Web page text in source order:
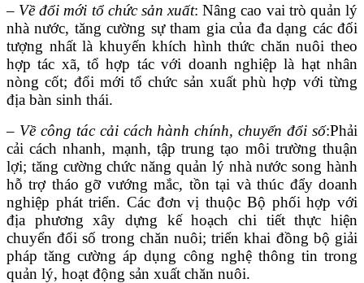
– Về đổi mới tổ chức sản xuất: Nâng cao vai trò quản lý
nhà nước, tăng cường sự tham gia của đa dạng các đối
tượng nhất là khuyến khích hình thức chăn nuôi theo
hợp tác xã, tổ hợp tác với doanh nghiệp là hạt nhân
nòng cốt; đổi mới tổ chức sản xuất phù hợp với từng
địa bàn sinh thái.
– Về công tác cải cách hành chính, chuyển đổi số:Phải
cải cách nhanh, mạnh, tập trung tạo môi trường thuận
lợi; tăng cường chức năng quản lý nhà nước song hành
hỗ trợ tháo gỡ vướng mắc, tồn tại và thúc đẩy doanh
nghiệp phát triển. Các đơn vị thuộc Bộ phối hợp với
địa phương xây dựng kế hoạch chi tiết thực hiện
chuyển đổi số trong chăn nuôi; triển khai đồng bộ giải
pháp tăng cường áp dụng công nghệ thông tin trong
quản lý, hoạt động sản xuất chăn nuôi.